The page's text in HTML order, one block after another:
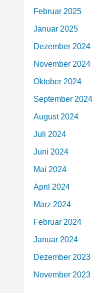
Februar 2025
Januar 2025
Dezember 2024
November 2024
Oktober 2024
September 2024
August 2024
Juli 2024
Juni 2024
Mai 2024
April 2024
März 2024
Februar 2024
Januar 2024
Dezember 2023
November 2023